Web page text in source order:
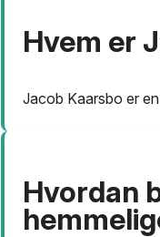
Hvem er
Jacob Kaarsbo er
Hvordan